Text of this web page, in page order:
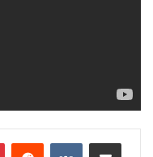
PinterestReddit VKontakteShare via Email